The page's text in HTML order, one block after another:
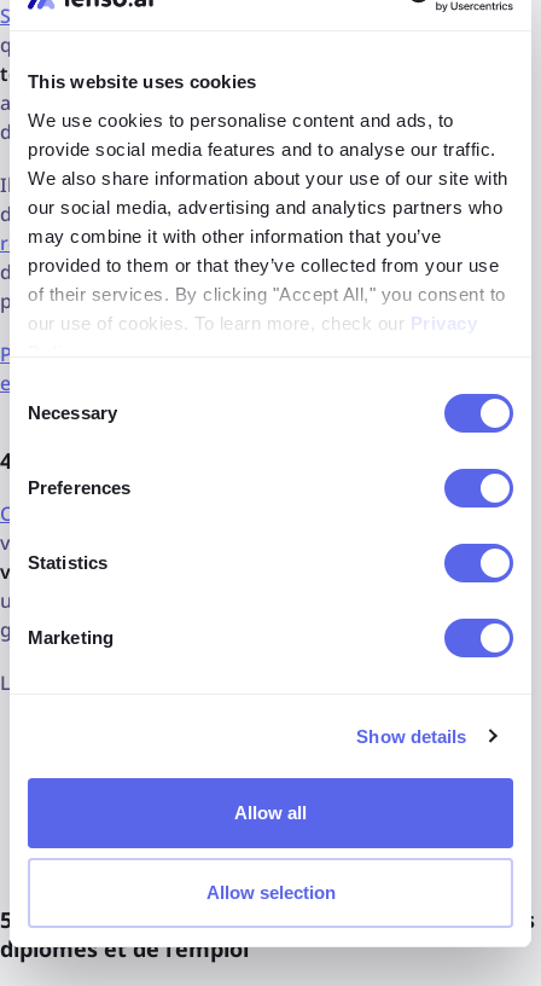
This website uses cookies
We use cookies to personalise content and ads, to
provide social media features and to analyse our traffic.
We also share information about your use of our site with
our social media, advertising and analytics partners who
may combine it with other information that you’ve
provided to them or that they’ve collected from your use
of their services. By clicking "Accept All," you consent to
our use of cookies. To learn more, check our Privacy
Consent
Selection
Necessary
Preferences
Statistics
Marketing
Show details
Allow all
Allow selection
Spokeo est un puissant outil de recherche de personnes
qui fonctionne avec uniquement un
téléphone portableouadresse email
avez qu’un seul, c’est suffisant pour lancer une recherche
de base et générer un rapport détaillé.
Il est particulièrement utile lorsqu’il est combiné avec
d’autres méthodes. Par exemple, si vous effectuez une
recherche inversée d’imageet découvrez de nouveaux
détails sur une personne, vous pouvez utiliser Spokeo
pour vérifier et recouperces informations.
People Finder comme outil indispensable pour les
enquêtes OSINT
4. ClearCheck pour les casiers judiciaires
ClearCheck
propose une suite complète d’outils de
vérification des antécédents, avec un fort accent sur la
vérification des casiers judiciaires
. Si vous devez vérifier
un client potentiel par rapport à des casiers judiciaires
généraux ou spécifiques, ClearCheck est un choix fiable.
Leurs rapports peuvent inclure :
Casier judiciaire national et fédéral
Recherches de jugements civils
5. Backgroundchecks.com pour la vérification des
diplômes et de l’emploi